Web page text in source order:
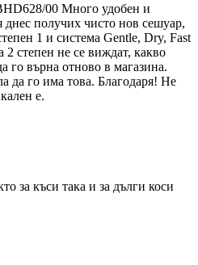
00 Много удобен и
получих чисто нов сешуар,
1 и система Gentle, Dry, Fast
степен не се виждат, какво
го върна отново в магазина.
да го има това. Благодаря! Не
е.
за къси така и за дълги коси